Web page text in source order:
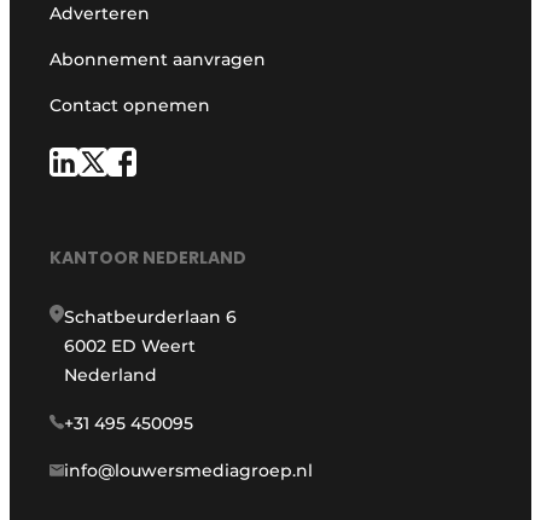
Adverteren
Abonnement aanvragen
Contact opnemen
KANTOOR NEDERLAND
Schatbeurderlaan 6
6002 ED Weert
Nederland
+31 495 450095
info@louwersmediagroep.nl